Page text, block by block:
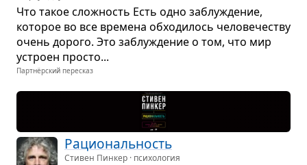
Что такое слож­ность Есть одно заблу­жде­ние,
кото­рое во все вре­мена обхо­ди­лось чело­ве­че­ству
очень дорого. Это заблу­жде­ние о том, что мир
устроен про­сто...
Партнёрский пересказ
Раци­о­наль­ность
Стивен Пинкер · психология